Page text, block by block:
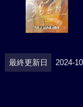
最終更新日 2024-